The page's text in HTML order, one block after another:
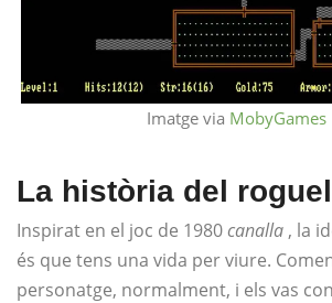
Imatge via MobyGames
La història del
Inspirat en el joc de 1980canalla , la
és que tens una vida per viure.
personatge, normalment, i els vas